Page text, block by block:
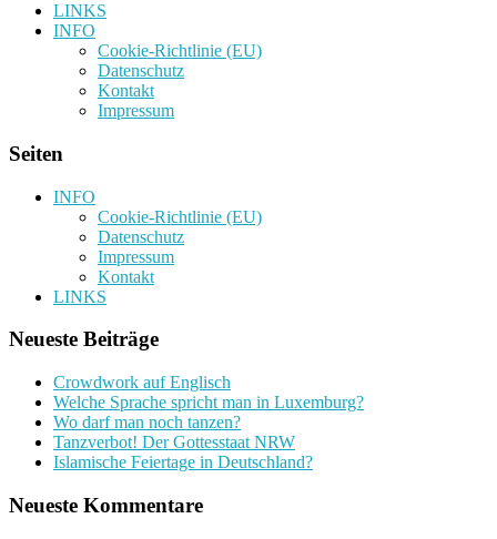
LINKS
INFO
Cookie-Richtlinie (EU)
Datenschutz
Kontakt
Impressum
Seiten
INFO
Cookie-Richtlinie (EU)
Datenschutz
Impressum
Kontakt
LINKS
Neueste Beiträge
Crowdwork auf Englisch
Welche Sprache spricht man in Luxemburg?
Wo darf man noch tanzen?
Tanzverbot! Der Gottesstaat NRW
Islamische Feiertage in Deutschland?
Neueste Kommentare